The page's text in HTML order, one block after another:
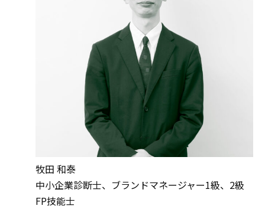
牧田 和泰
中小企業診断士、ブランドマネージャー1級、2級
FP技能士